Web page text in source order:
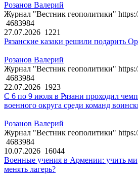
Розанов Валерий
Журнал "Вестник геополитики"
4683984
27.07.2026 1221
Рязанские казаки решили подарить
Розанов Валерий
Журнал "Вестник геополитики"
4683984
22.07.2026 1923
С 6 по 9 июля в Рязани проходил
военного округа среди команд
Розанов Валерий
Журнал "Вестник геополитики"
4683984
10.07.2026 16044
Военные учения в Армении: учить
менять лагерь?